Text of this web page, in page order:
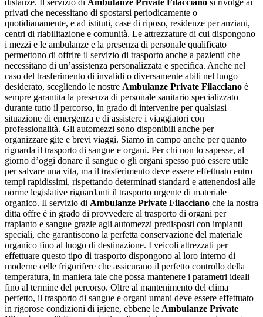
distanze. Il servizio di Ambulanze Private Filacciano si rivolge ai
privati che necessitano di spostarsi periodicamente o
quotidianamente, e ad istituti, case di riposo, residenze per anziani,
centri di riabilitazione e comunità. Le attrezzature di cui dispongono
i mezzi e le ambulanze e la presenza di personale qualificato
permettono di offrire il servizio di trasporto anche a pazienti che
necessitano di un’assistenza personalizzata e specifica. Anche nel
caso del trasferimento di invalidi o diversamente abili nel luogo
desiderato, scegliendo le nostre Ambulanze Private Filacciano è
sempre garantita la presenza di personale sanitario specializzato
durante tutto il percorso, in grado di intervenire per qualsiasi
situazione di emergenza e di assistere i viaggiatori con
professionalità. Gli automezzi sono disponibili anche per
organizzare gite e brevi viaggi. Siamo in campo anche per quanto
riguarda il trasporto di sangue e organi. Per chi non lo sapesse, al
giorno d’oggi donare il sangue o gli organi spesso può essere utile
per salvare una vita, ma il trasferimento deve essere effettuato entro
tempi rapidissimi, rispettando determinati standard e attenendosi alle
norme legislative riguardanti il trasporto urgente di materiale
organico. Il servizio di Ambulanze Private Filacciano che la nostra
ditta offre è in grado di provvedere al trasporto di organi per
trapianto e sangue grazie agli automezzi predisposti con impianti
speciali, che garantiscono la perfetta conservazione del materiale
organico fino al luogo di destinazione. I veicoli attrezzati per
effettuare questo tipo di trasporto dispongono al loro interno di
moderne celle frigorifere che assicurano il perfetto controllo della
temperatura, in maniera tale che possa mantenere i parametri ideali
fino al termine del percorso. Oltre al mantenimento del clima
perfetto, il trasporto di sangue e organi umani deve essere effettuato
in rigorose condizioni di igiene, ebbene le Ambulanze Private